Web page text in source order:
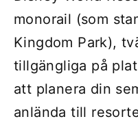
monorail (som
Kingdom Park),
tillgängliga på
att planera din
anlända till